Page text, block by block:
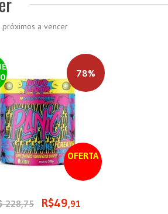
a vencer
OFERTA
78%
228,75 R$49,91